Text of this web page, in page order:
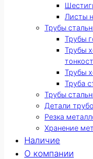
Листы
Трубы
Трубы
Трубы
Трубы
Труба
Трубы
Детали
Резка
Хранение
Наличие
О компании